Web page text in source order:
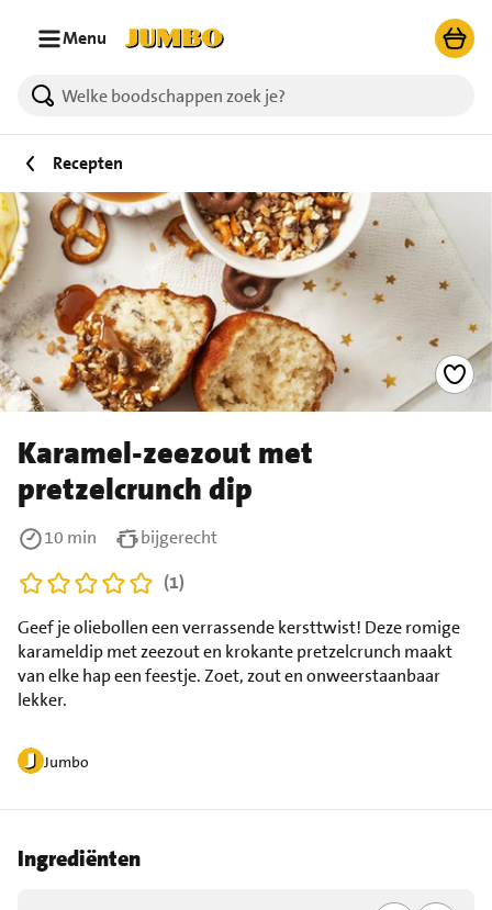
Menu
Recepten
Karamel-zeezout met
pretzelcrunch dip
Jumbo
Geef je oliebollen een verrassende kersttwist! Deze romige
karameldip met zeezout en krokante pretzelcrunch maakt
van elke hap een feestje. Zoet, zout en onweerstaanbaar
lekker.
10 min
bijgerecht
(1)
Ingrediënten